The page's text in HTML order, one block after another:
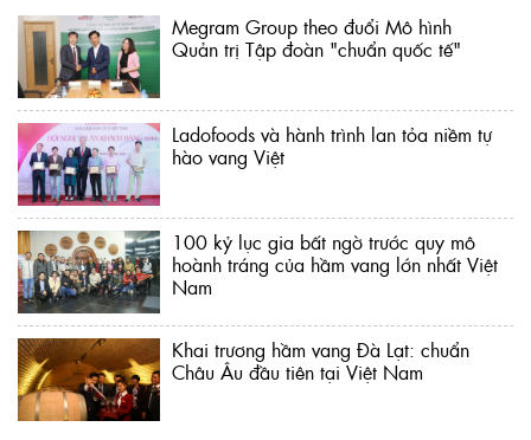
Megram Group theo đuổi Mô hình
Quản trị Tập đoàn "chuẩn quốc tế"
Ladofoods và hành trình lan tỏa niềm tự
hào vang Việt
100 kỷ lục gia bất ngờ trước quy mô
hoành tráng của hầm vang lớn nhất Việt
Nam
Khai trương hầm vang Đà Lạt: chuẩn
Châu Âu đầu tiên tại Việt Nam